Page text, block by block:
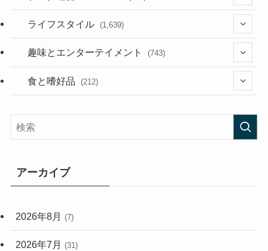
(187)
(118)
(181)
ライフスタイル (1,639)
(394)
(282)
(33)
(248)
趣味とエンターテイメント (743)
(56)
食と嗜好品 (212)
アーカイブ
2026年8月 (7)
2026年7月 (31)